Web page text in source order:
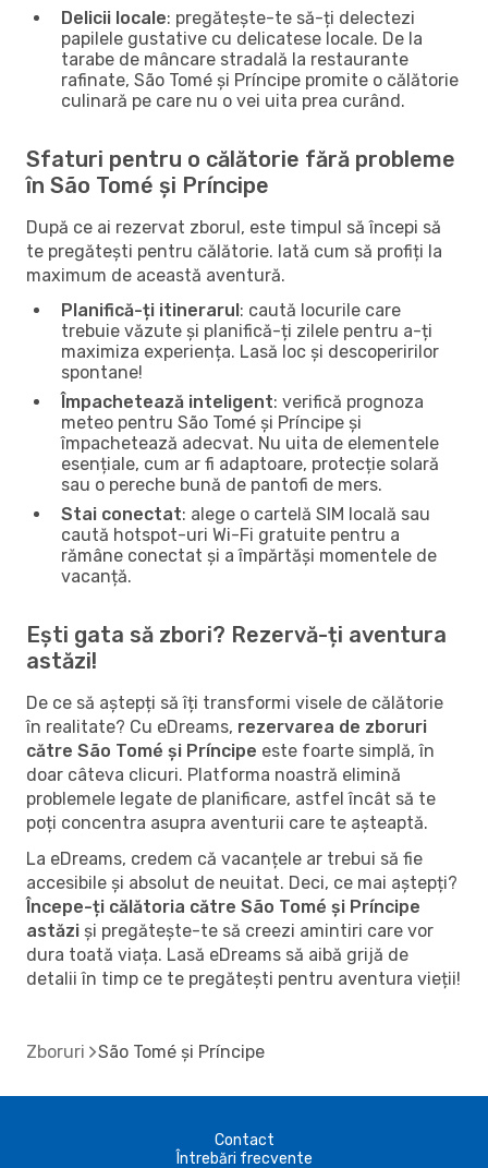
Delicii locale: pregătește-te să-ți delectezi
papilele gustative cu delicatese locale. De la
tarabe de mâncare stradală la restaurante
rafinate, São Tomé și Príncipe promite o călătorie
culinară pe care nu o vei uita prea curând.
Sfaturi pentru o călătorie fără probleme
în São Tomé și Príncipe
După ce ai rezervat zborul, este timpul să începi să
te pregătești pentru călătorie. Iată cum să profiți la
maximum de această aventură.
Planifică-ți itinerarul: caută locurile care
trebuie văzute și planifică-ți zilele pentru a-ți
maximiza experiența. Lasă loc și descoperirilor
spontane!
Împachetează inteligent: verifică prognoza
meteo pentru São Tomé și Príncipe și
împachetează adecvat. Nu uita de elementele
esențiale, cum ar fi adaptoare, protecție solară
sau o pereche bună de pantofi de mers.
Stai conectat: alege o cartelă SIM locală sau
caută hotspot-uri Wi-Fi gratuite pentru a
rămâne conectat și a împărtăși momentele de
vacanță.
Ești gata să zbori? Rezervă-ți aventura
astăzi!
De ce să aștepți să îți transformi visele de călătorie
în realitate? Cu eDreams, rezervarea de zboruri
către São Tomé și Príncipe este foarte simplă, în
doar câteva clicuri. Platforma noastră elimină
problemele legate de planificare, astfel încât să te
poți concentra asupra aventurii care te așteaptă.
La eDreams, credem că vacanțele ar trebui să fie
accesibile și absolut de neuitat. Deci, ce mai aștepți?
Începe-ți călătoria către São Tomé și Príncipe
astăzi și pregătește-te să creezi amintiri care vor
dura toată viața. Lasă eDreams să aibă grijă de
detalii în timp ce te pregătești pentru aventura vieții!
Zboruri São Tomé și Príncipe
Contact
Întrebări frecvente